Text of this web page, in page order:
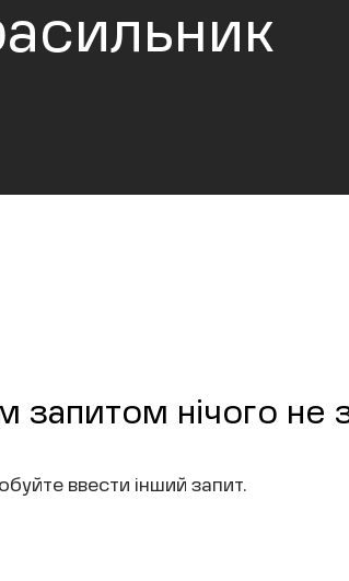
запитом нічого не
ввести інший запит.